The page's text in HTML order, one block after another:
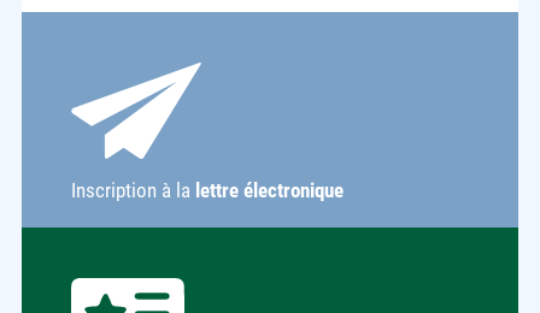
Inscription à la lettre électronique